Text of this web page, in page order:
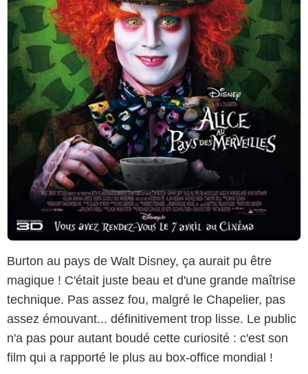
Burton au pays de Walt Disney, ça aurait pu être
magique ! C'était juste beau et d'une grande maîtrise
technique. Pas assez fou, malgré le Chapelier, pas
assez émouvant... définitivement trop lisse. Le public
n'a pas pour autant boudé cette curiosité : c'est son
film qui a rapporté le plus au box-office mondial !